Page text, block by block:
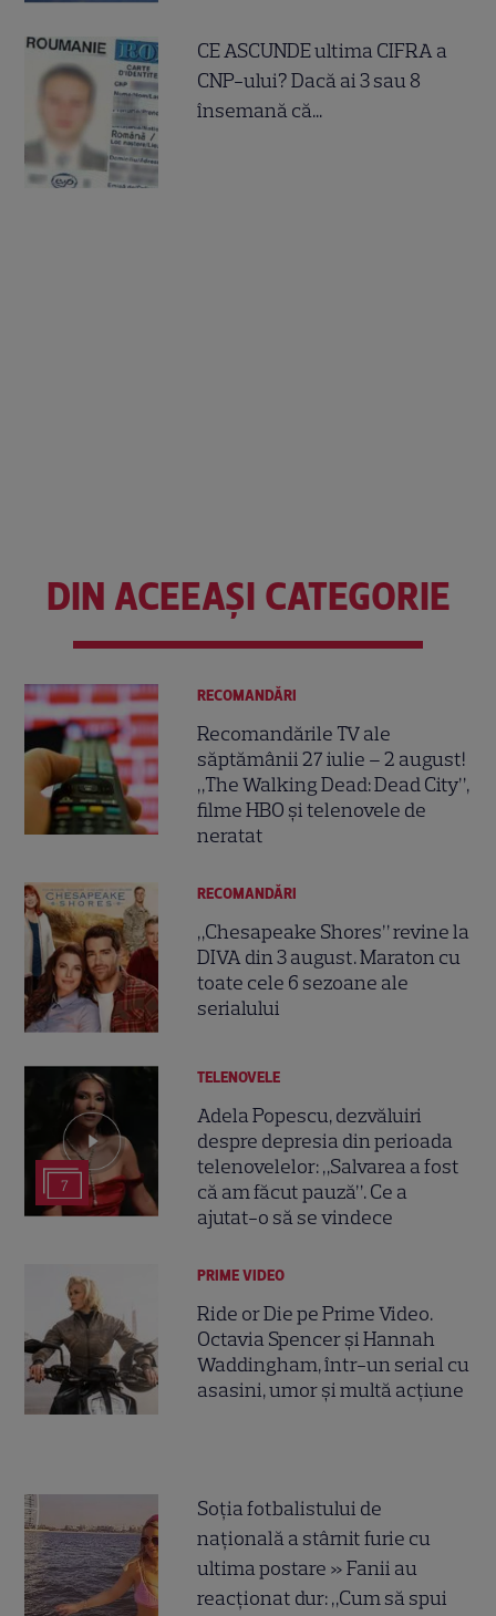
CE ASCUNDE ultima CIFRA a
CNP-ului? Dacă ai 3 sau 8
însemană că...
DIN ACEEAȘI CATEGORIE
RECOMANDĂRI
Recomandările TV ale
săptămânii 27 iulie – 2 august!
„The Walking Dead: Dead City”,
filme HBO și telenovele de
neratat
RECOMANDĂRI
„Chesapeake Shores” revine la
DIVA din 3 august. Maraton cu
toate cele 6 sezoane ale
serialului
7
TELENOVELE
Adela Popescu, dezvăluiri
despre depresia din perioada
telenovelelor: „Salvarea a fost
că am făcut pauză”. Ce a
ajutat-o să se vindece
PRIME VIDEO
Ride or Die pe Prime Video.
Octavia Spencer și Hannah
Waddingham, într-un serial cu
asasini, umor și multă acțiune
Soția fotbalistului de
națională a stârnit furie cu
ultima postare » Fanii au
reacționat dur: „Cum să spui